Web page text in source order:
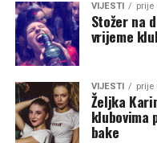
VIJESTI prije
Stožer na
vrijeme
VIJESTI prije
Željka
klubovima
bake